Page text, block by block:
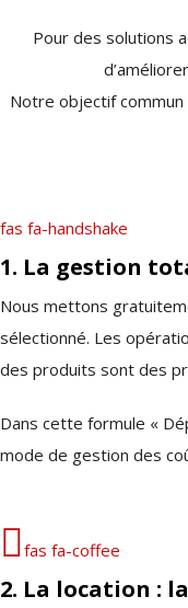
Pour des solutions
Notre objectif
fas fa-handshake
1. La gestion
Nous mettons
sélectionné. Les
des produits sont des
Dans cette formule «
mode de gestion des
fas fa-coffee
2. La location :